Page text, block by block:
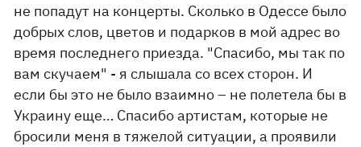
не попадут на концерты. Сколько в Одессе было
добрых слов, цветов и подарков в мой адрес во
время последнего приезда. "Спасибо, мы так по
вам скучаем" - я слышала со всех сторон. И
если бы это не было взаимно – не полетела бы в
Украину еще… Спасибо артистам, которые не
бросили меня в тяжелой ситуации, а проявили